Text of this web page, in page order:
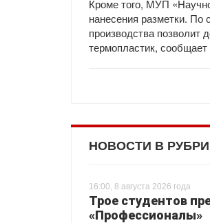
Кроме того, МУП
нанесения разметки. По
производства позволит
термопластик,
НОВОСТИ В
16:00, 8 августа 2026 года
Трое студентов
«Профессионалы»